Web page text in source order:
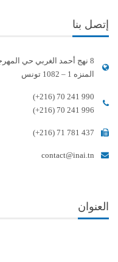
إتصل بنا
8 نهج أحمد الغربي حي المهرجان
المنزه 1 – 1082 تونس
(+216) 70 241 990
(+216) 70 241 996
(+216) 71 781 437
contact@inai.tn
العنوان